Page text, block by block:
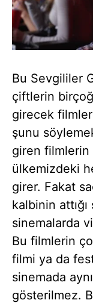
Bu Sevgililer
çiftlerin
girecek
şunu
giren filmlerin
ülkemizdeki
girer. Fakat
kalbinin
sinemalarda
Bu filmlerin
filmi ya da
sinemada
gösterilmez.